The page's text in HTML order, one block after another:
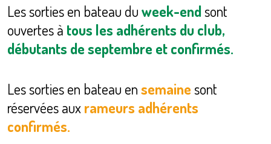
Les sorties en bateau duweek-endsont
ouvertes à tous les adhérents du club,
débutants de septembre et confirmés.
Les sorties en bateau ensemainesont
réservées aux rameurs adhérents
confirmés.